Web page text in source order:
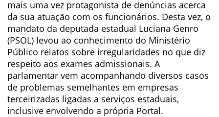
mais uma vez protagonista de denúncias acerca
da sua atuação com os funcionários. Desta vez, o
mandato da deputada estadual Luciana Genro
(PSOL) levou ao conhecimento do Ministério
Público relatos sobre irregularidades no que diz
respeito aos exames admissionais. A
parlamentar vem acompanhando diversos casos
de problemas semelhantes em empresas
terceirizadas ligadas a serviços estaduais,
inclusive envolvendo a própria Portal.